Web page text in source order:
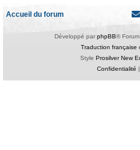
Accueil du forum
Développé par phpBB®
Traduction française
Style Prosilver New
Confidentialité